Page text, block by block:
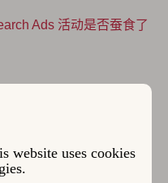
website uses cookies
Ads 活动是否蚕食了
广告位
用于 Apple 所有平台和